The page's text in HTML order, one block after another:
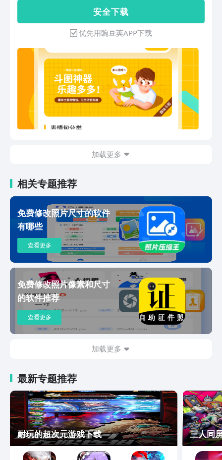
论是蘑菇头表情包、鬼畜表情、动画表
情、还是萌表情、gif表情、搞笑表情，
只做你自己专属的斗图表情包。 聊天斗
图，表情包不够用？ 群聊发表情包斗图
总是输？ 刷来刷去总是金馆长表情包、
鬼畜表情包？ 还在盗用别人的表情包？
斗图表情包制作器统统帮你解决，丰富热
门的表情包素材、表情贴纸、表情文字，
帮你自制斗图表情包，聊天斗图表情包必
备的斗图软件！ 海量的表情符号贴纸，
一键抠表情，自己就能p表情，分分钟把
安 全 下 载
优先用豌豆荚APP下载
加载更多
相关专题推荐
免费修改照片尺寸的软件
有哪些
查看更多
免费修改照片像素和尺寸
的软件推荐
查看更多
加载更多
最新专题推荐
耐玩的超次元游戏下载 三人同